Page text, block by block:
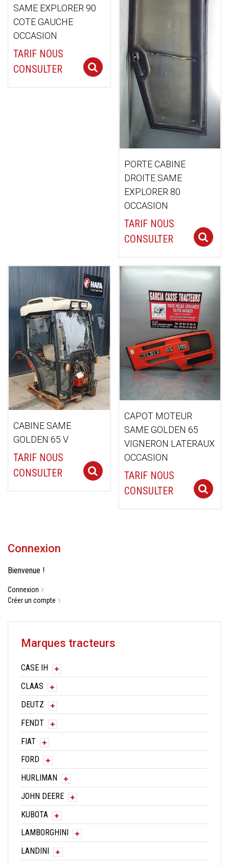
SAME EXPLORER 90
COTE GAUCHE
OCCASION
TARIF NOUS
CONSULTER
Select options
PORTE CABINE
DROITE SAME
EXPLORER 80
OCCASION
TARIF NOUS
CONSULTER
CABINE SAME
GOLDEN 65 V
TARIF NOUS
CONSULTER
Select options
CAPOT MOTEUR
SAME GOLDEN 65
VIGNERON LATERAUX
OCCASION
TARIF NOUS
CONSULTER
Connexion
Bienvenue !
Connexion
Créer un compte
Marques tracteurs
CASE IH
CLAAS
DEUTZ
FENDT
FIAT
FORD
HURLIMAN
JOHN DEERE
KUBOTA
LAMBORGHINI
LANDINI